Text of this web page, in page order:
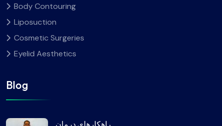
Body Contouring
Liposuction
Cosmetic Surgeries
Eyelid Aesthetics
Blog